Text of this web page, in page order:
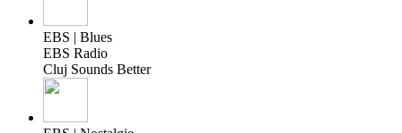
EBS | Blues
EBS Radio
Cluj Sounds Better